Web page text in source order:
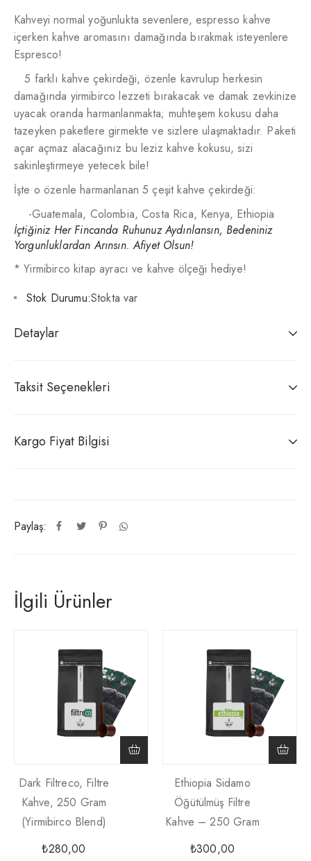
Kahveyi normal yoğunlukta sevenlere, espresso kahve
içerken kahve aromasını damağında bırakmak isteyenlere
Espresco!
5 farklı kahve çekirdeği, özenle kavrulup herkesin
damağında yirmibirco lezzeti bırakacak ve damak zevkinize
uyacak oranda harmanlanmakta; muhteşem kokusu daha
tazeyken paketlere girmekte ve sizlere ulaşmaktadır. Paketi
açar açmaz alacağınız bu leziz kahve kokusu, sizi
sakinleştirmeye yetecek bile!
İşte o özenle harmanlanan 5 çeşit kahve çekirdeği:
-Guatemala, Colombia, Costa Rica, Kenya, Ethiopia
İçtiğiniz Her Fincanda Ruhunuz Aydınlansın, Bedeniniz
Yorgunluklardan Arınsın. Afiyet Olsun!
* Yirmibirco kitap ayracı ve kahve ölçeği hediye!
Stok Durumu:Stokta var
Paylaş:
Detaylar
Taksit Seçenekleri
Kargo Fiyat Bilgisi
İlgili Ürünler
Dark Filtreco, Filtre
Kahve, 250 Gram
(yirmibirco Blend)
₺280,00
Ethiopia Sidamo
Öğütülmüş Filtre
Kahve – 250 Gram
₺300,00